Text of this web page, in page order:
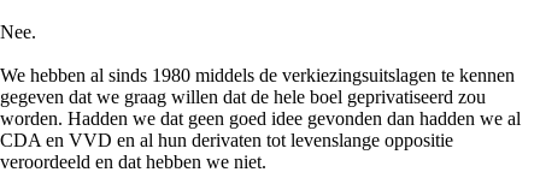
Nee.
We hebben al sinds 1980 middels de verkiezingsuitslagen te kennen
gegeven dat we graag willen dat de hele boel geprivatiseerd zou
worden. Hadden we dat geen goed idee gevonden dan hadden we al
CDA en VVD en al hun derivaten tot levenslange oppositie
veroordeeld en dat hebben we niet.